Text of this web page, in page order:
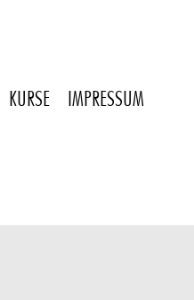
KURSE IMPRESSUM